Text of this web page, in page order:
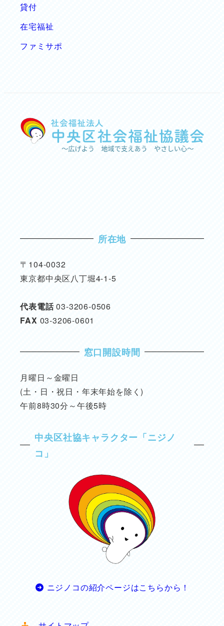
貸付
在宅福祉
ファミサポ
所在地
〒104-0032
東京都中央区八丁堀4-1-5
代表電話03-3206-0506
FAX 03-3206-0601
窓口開設時間
月曜日～金曜日
(土・日・祝日・年末年始を除く)
午前8時30分～午後5時
中央区社協キャラクター「ニジノ
コ」
ニジノコの紹介ページはこちらから！